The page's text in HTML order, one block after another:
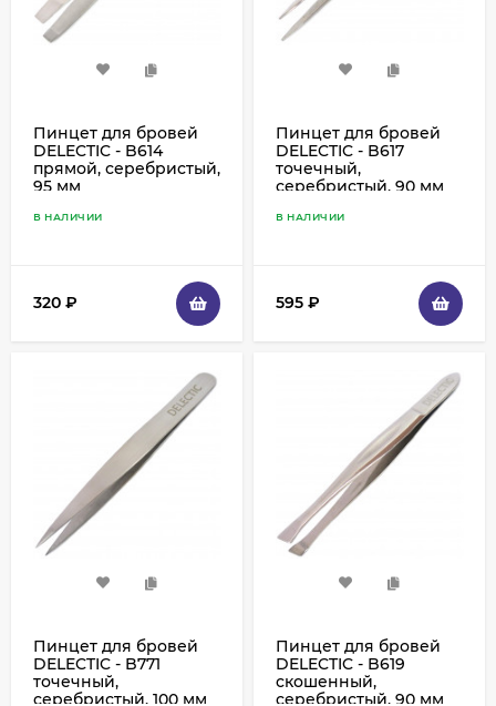
Пинцет для бровей
DELECTIC - B614
прямой, серебристый,
95 мм
В НАЛИЧИИ
320 ₽
Пинцет для бровей
DELECTIC - B617
точечный,
серебристый, 90 мм
В НАЛИЧИИ
595 ₽
Пинцет для бровей
DELECTIC - B771
точечный,
серебристый, 100 мм
Пинцет для бровей
DELECTIC - B619
скошенный,
серебристый, 90 мм